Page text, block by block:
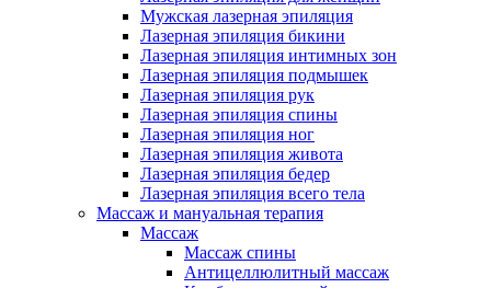
Мужская лазерная эпиляция
Лазерная эпиляция бикини
Лазерная эпиляция интимных зон
Лазерная эпиляция подмышек
Лазерная эпиляция рук
Лазерная эпиляция спины
Лазерная эпиляция ног
Лазерная эпиляция живота
Лазерная эпиляция бедер
Лазерная эпиляция всего тела
Массаж и мануальная терапия
Массаж
Массаж спины
Антицеллюлитный массаж